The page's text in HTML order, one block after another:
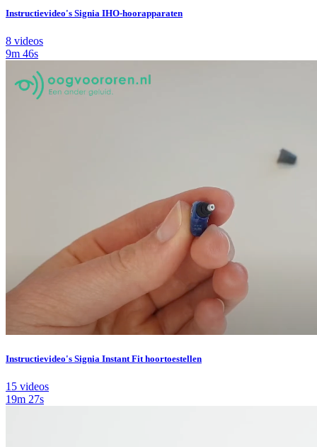
Instructievideo's Signia IHO-hoorapparaten
8 videos
9m 46s
Instructievideo's Signia Instant Fit hoortoestellen
15 videos
19m 27s